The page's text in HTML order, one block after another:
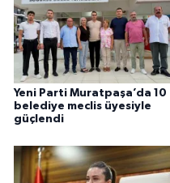
Yeni Parti Muratpaşa’da 10
belediye meclis üyesiyle
güçlendi